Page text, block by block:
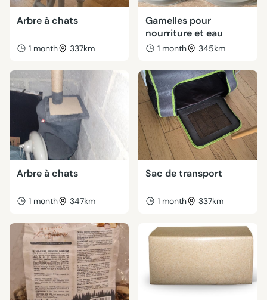
Arbre à chats
1 month 337km
Gamelles pour
nourriture et eau
1 month 345km
Arbre à chats
1 month 347km
Sac de transport
1 month 337km